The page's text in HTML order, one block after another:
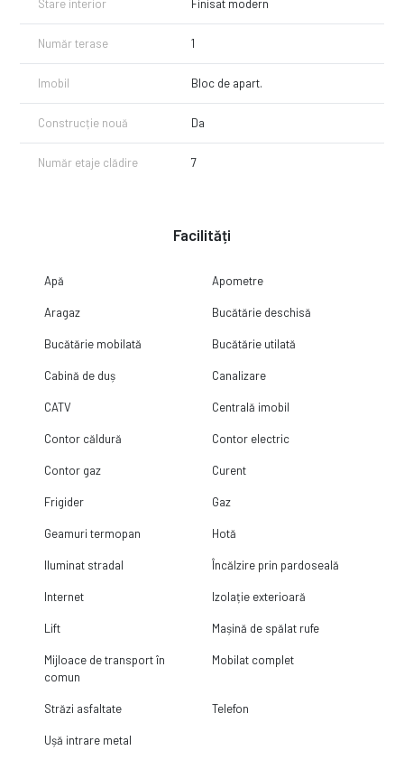
Stare interior Finisat modern
Număr terase 1
Imobil Bloc de apart.
Construcție nouă Da
Număr etaje clădire 7
Facilități
Apă Apometre
Aragaz Bucătărie deschisă
Bucătărie mobilată Bucătărie utilată
Cabină de duș Canalizare
CATV Centrală imobil
Contor căldură Contor electric
Contor gaz Curent
Frigider Gaz
Geamuri termopan Hotă
Iluminat stradal Încălzire prin pardoseală
Internet Izolație exterioară
Lift Mașină de spălat rufe
Mijloace de transport în
comun
Mobilat complet
Străzi asfaltate Telefon
Ușă intrare metal